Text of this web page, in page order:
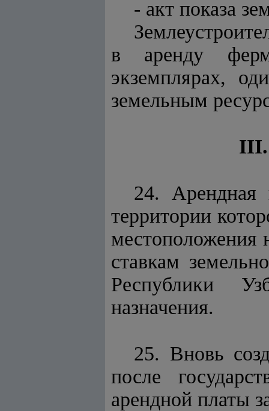
- акт показа
в аренду
экземплярах,
земельным
24. Арендная
территории
местоположения
ставкам
Республики
назначения.
25. Вновь
после
арендной платы